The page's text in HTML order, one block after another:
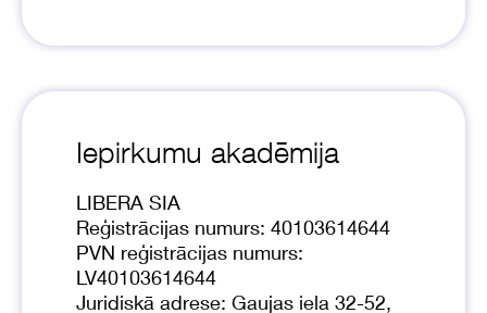
Iepirkumu akadēmija
LIBERA SIA
Reģistrācijas numurs: 40103614644
PVN reģistrācijas numurs:
LV40103614644
Juridiskā adrese: Gaujas iela 32-52,